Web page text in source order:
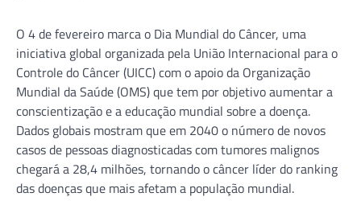
O 4 de fevereiro marca o Dia Mundial do Câncer, uma
iniciativa global organizada pela União Internacional para o
Controle do Câncer (UICC) com o apoio da Organização
Mundial da Saúde (OMS) que tem por objetivo aumentar a
conscientização e a educação mundial sobre a doença.
Dados globais mostram que em 2040 o número de novos
casos de pessoas diagnosticadas com tumores malignos
chegará a 28,4 milhões, tornando o câncer líder do ranking
das doenças que mais afetam a população mundial.